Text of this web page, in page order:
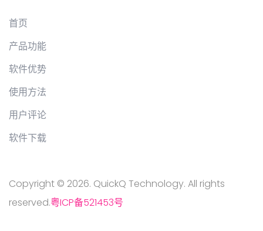
首页
产品功能
软件优势
使用方法
用户评论
软件下载
Copyright © 2026. QuickQ Technology. All rights
reserved.粤ICP备521453号